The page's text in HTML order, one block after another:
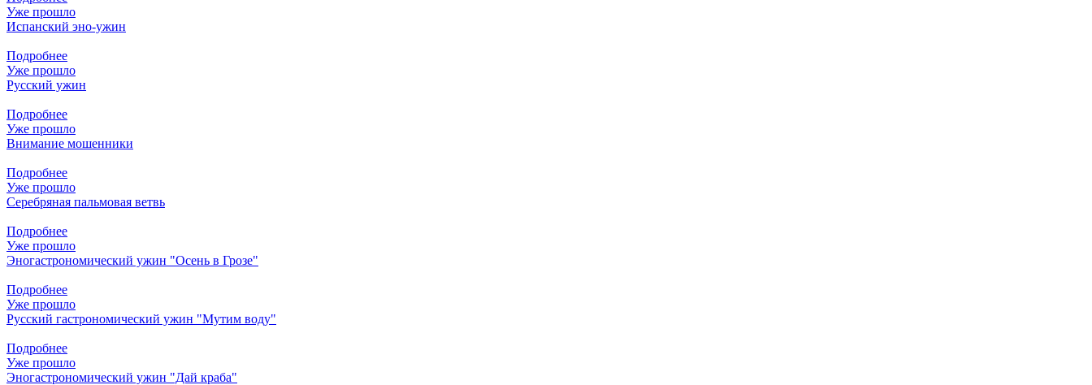
Уже прошло
Испанский эно-ужин
Подробнее
Уже прошло
Русский ужин
Подробнее
Уже прошло
Внимание мошенники
Подробнее
Уже прошло
Серебряная пальмовая ветвь
Подробнее
Уже прошло
Эногастрономический ужин "Осень в Грозе"
Подробнее
Уже прошло
Русский гастрономический ужин "Мутим воду"
Подробнее
Уже прошло
Эногастрономический ужин "Дай краба"